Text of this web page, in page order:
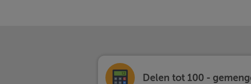
Delen tot 100 -